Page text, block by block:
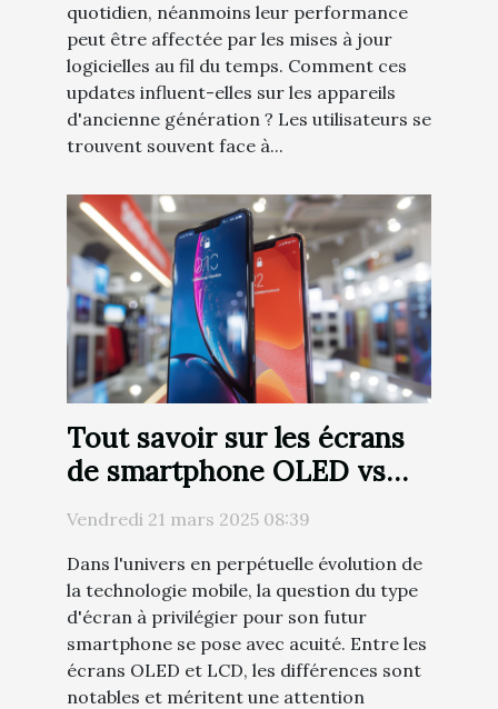
quotidien, néanmoins leur performance
peut être affectée par les mises à jour
logicielles au fil du temps. Comment ces
updates influent-elles sur les appareils
d'ancienne génération ? Les utilisateurs se
trouvent souvent face à...
Tout savoir sur les écrans
de smartphone OLED vs
LCD quel choix pour votre
prochain mobile
Vendredi 21 mars 2025 08:39
Dans l'univers en perpétuelle évolution de
la technologie mobile, la question du type
d'écran à privilégier pour son futur
smartphone se pose avec acuité. Entre les
écrans OLED et LCD, les différences sont
notables et méritent une attention